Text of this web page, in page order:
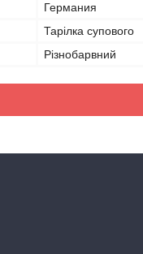
Германия
Тарілка супового
Різнобарвний